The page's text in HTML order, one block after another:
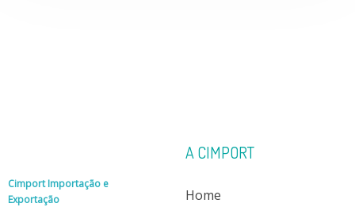
Cimport Importação e
Exportação
A CIMPORT
Home